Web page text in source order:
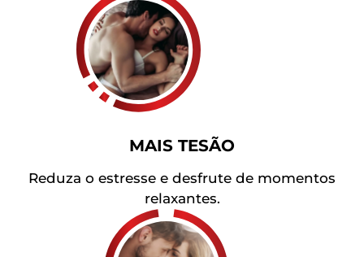
MAIS TESÃO
Reduza o estresse e desfrute de momentos
relaxantes.